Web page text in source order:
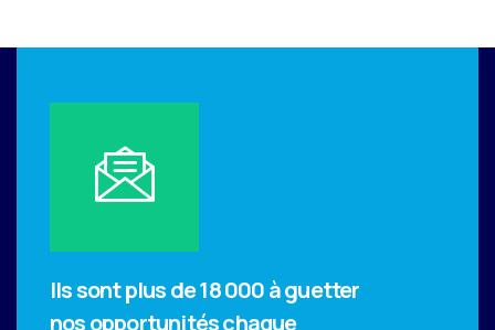
Ils sont plus de 18 000 à guetter
nos opportunités chaque